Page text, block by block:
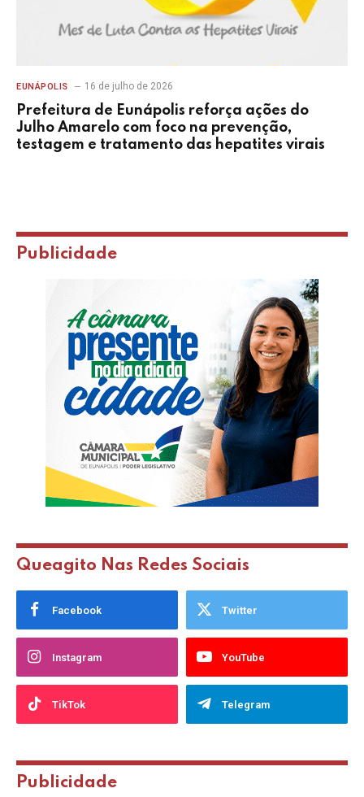
EUNÁPOLIS 16 de julho de 2026
Prefeitura de Eunápolis reforça ações do
Julho Amarelo com foco na prevenção,
testagem e tratamento das hepatites virais
Publicidade
Queagito Nas Redes Sociais
Facebook Twitter
Instagram YouTube
TikTok Telegram
Publicidade